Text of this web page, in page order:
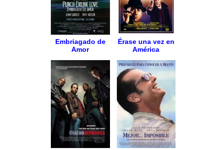
Embriagado de
Amor
Érase una vez en
América